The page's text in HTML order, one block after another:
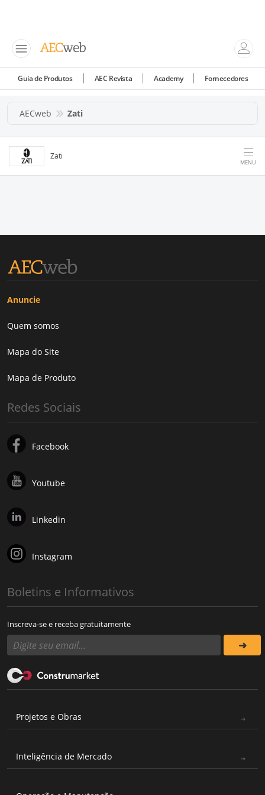
Guia de Produtos AEC Revista Academy Fornecedores
AECweb Zati
Zati
MENU
Anuncie
Quem somos
Mapa do Site
Mapa de Produto
Redes Sociais
Facebook
Youtube
Linkedin
Instagram
Boletins e Informativos
Inscreva-se e receba gratuitamente
Projetos e Obras
Inteligência de Mercado